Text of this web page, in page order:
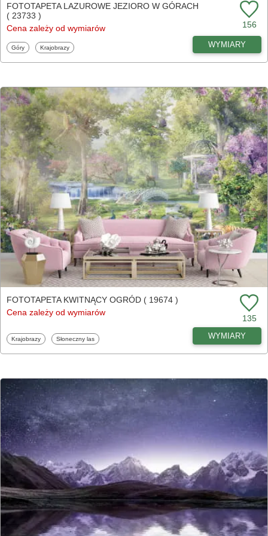
FOTOTAPETA LAZUROWE JEZIORO W GÓRACH
( 23733 )
Cena zależy od wymiarów
156
Fototapety
Góry Fototapety
Krajobrazy WYMIARY
FOTOTAPETA KWITNĄCY OGRÓD ( 19674 )
Cena zależy od wymiarów
135
Fototapety
Krajobrazy Fototapety
Słoneczny las WYMIARY